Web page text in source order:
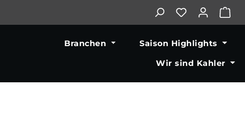
Branchen Saison Highlights
Wir sind Kahler